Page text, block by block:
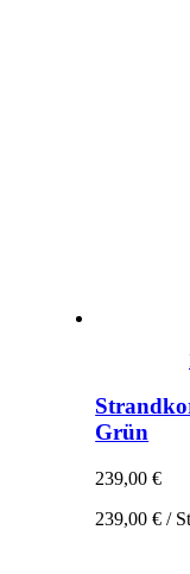
Grün
239,00€
239,00€ /